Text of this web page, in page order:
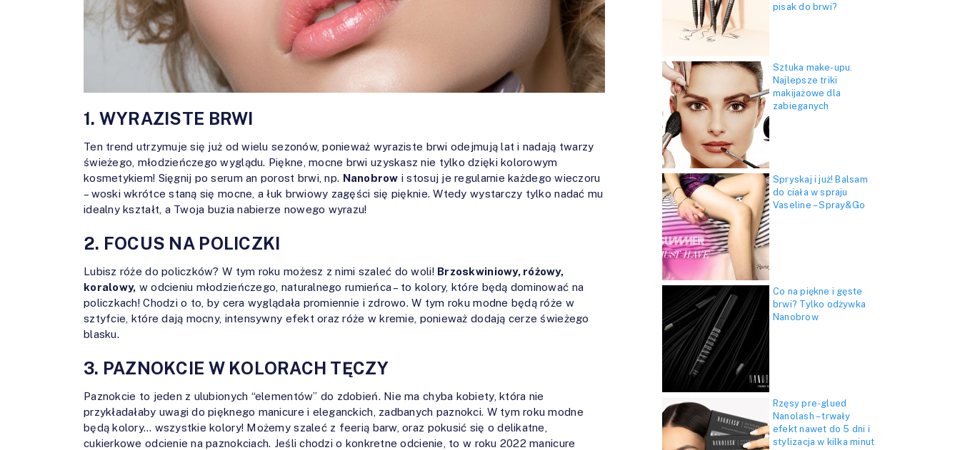
1. WYRAZISTE BRWI
Ten trend utrzymuje się już od wielu sezonów, ponieważ wyraziste brwi odejmują lat i nadają twarzy
świeżego, młodzieńczego wyglądu. Piękne, mocne brwi uzyskasz nie tylko dzięki kolorowym
kosmetykiem! Sięgnij po serum an porost brwi, np. Nanobrow i stosuj je regularnie każdego wieczoru
– woski wkrótce staną się mocne, a łuk brwiowy zagęści się pięknie. Wtedy wystarczy tylko nadać mu
idealny kształt, a Twoja buzia nabierze nowego wyrazu!
2. FOCUS NA POLICZKI
Lubisz róże do policzków? W tym roku możesz z nimi szaleć do woli! Brzoskwiniowy, różowy,
koralowy, w odcieniu młodzieńczego, naturalnego rumieńca – to kolory, które będą dominować na
policzkach! Chodzi o to, by cera wyglądała promiennie i zdrowo. W tym roku modne będą róże w
sztyfcie, które dają mocny, intensywny efekt oraz róże w kremie, ponieważ dodają cerze świeżego
blasku.
3. PAZNOKCIE W KOLORACH TĘCZY
Paznokcie to jeden z ulubionych “elementów” do zdobień. Nie ma chyba kobiety, która nie
przykładałaby uwagi do pięknego manicure i eleganckich, zadbanych paznokci. W tym roku modne
będą kolory… wszystkie kolory! Możemy szaleć z feerią barw, oraz pokusić się o delikatne,
cukierkowe odcienie na paznokciach. Jeśli chodzi o konkretne odcienie, to w roku 2022 manicure
pisak do brwi?
Sztuka make-upu.
Najlepsze triki
makijażowe dla
zabieganych
Spryskaj i już! Balsam
do ciała w spraju
Vaseline – Spray&Go
Co na piękne i gęste
brwi? Tylko odżywka
Nanobrow
Rzęsy pre-glued
Nanolash – trwały
efekt nawet do 5 dni i
stylizacja w kilka minut